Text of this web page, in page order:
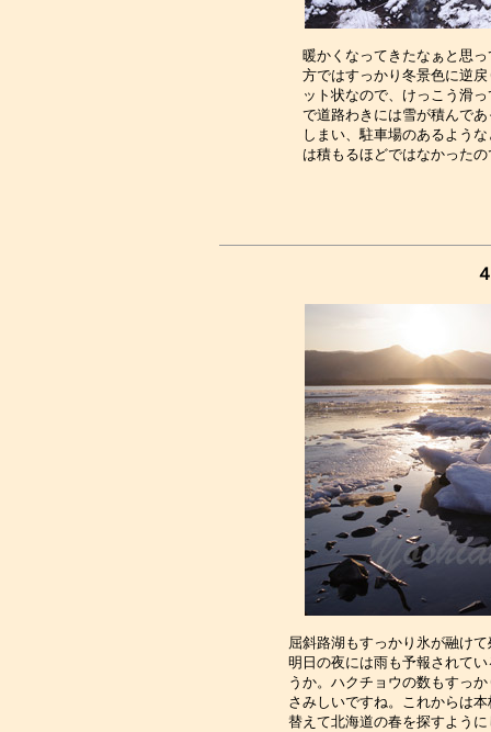
暖かくなってきたなぁと思
方ではすっかり冬景色に逆
ット状なので、けっこう滑
で道路わきには雪が積んで
しまい、駐車場のあるよう
屈斜路湖もすっかり氷が融け
明日の夜には雨も予報されて
うか。ハクチョウの数もすっ
さみしいですね。これからは